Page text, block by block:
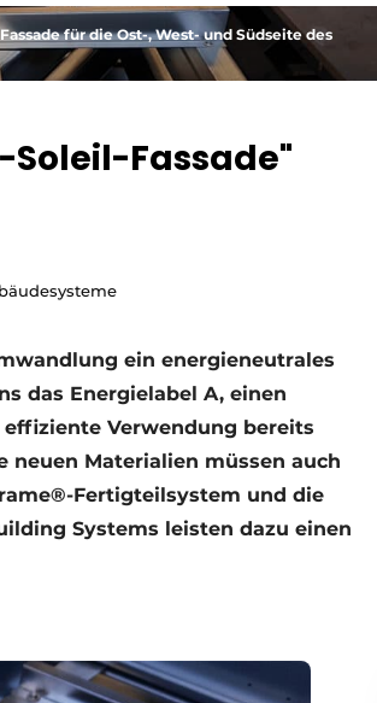
für die Ost-, West- und Südseite des
Fassade"
ein energieneutrales
das Energielabel A, einen
Verwendung bereits
neuen Materialien müssen auch
Fertigteilsystem und die
Systems leisten dazu einen